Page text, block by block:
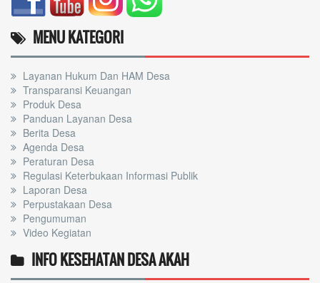
MENU KATEGORI
Layanan Hukum Dan HAM Desa
Transparansi Keuangan
Produk Desa
Panduan Layanan Desa
Berita Desa
Agenda Desa
Peraturan Desa
Regulasi Keterbukaan Informasi Publik
Laporan Desa
Perpustakaan Desa
Pengumuman
Video Kegiatan
INFO KESEHATAN DESA AKAH